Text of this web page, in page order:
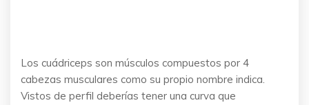
Los cuádriceps son músculos compuestos por 4
cabezas musculares como su propio nombre indica.
Vistos de perfil deberías tener una curva que